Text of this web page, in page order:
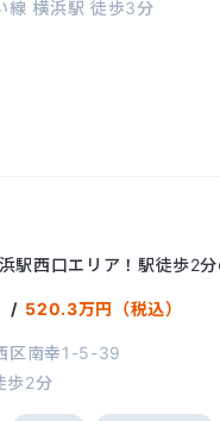
線 横浜駅 徒歩3分
駅西口エリア！駅徒歩2分
/ 520.3万円（税込）
区南幸1-5-39
歩2分